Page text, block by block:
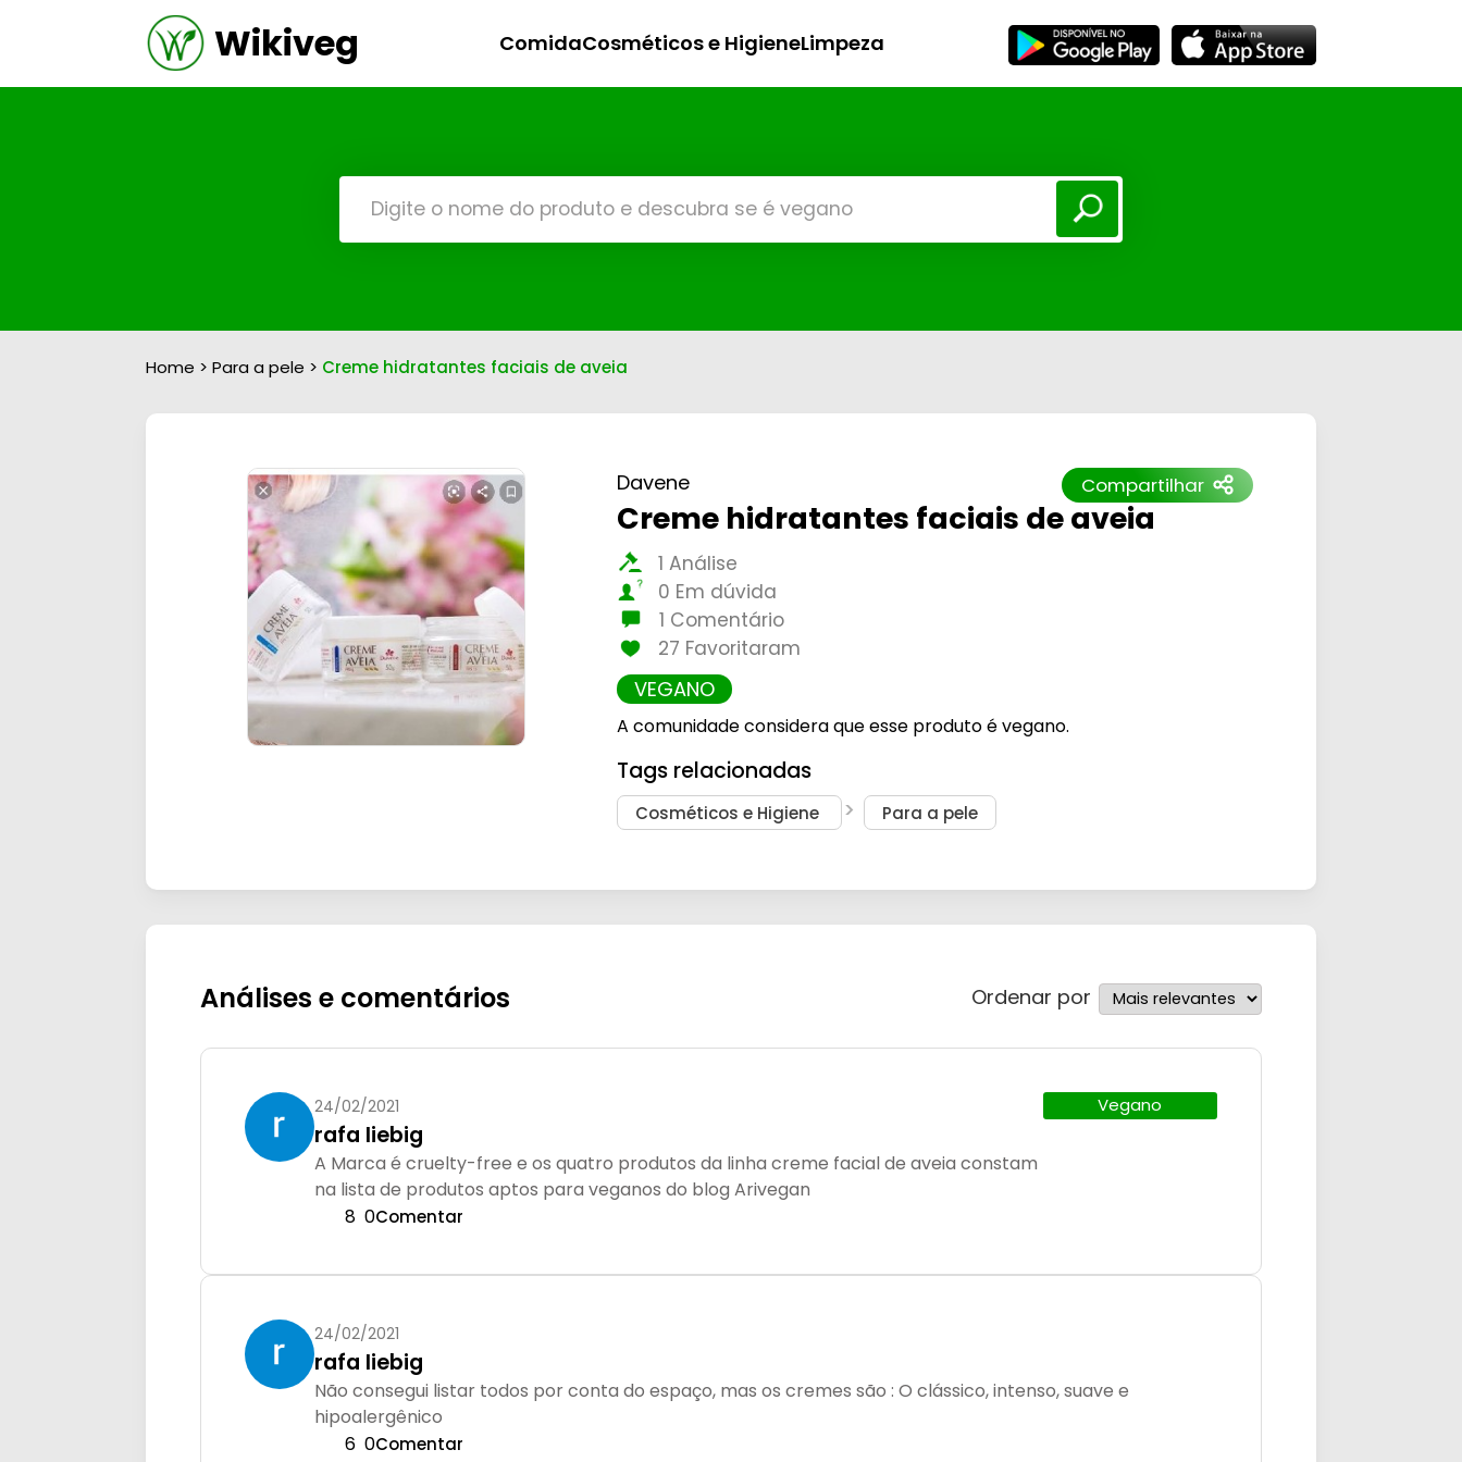
Wikiveg ComidaCosméticos e HigieneLimpeza
Home >Para a pele > Creme hidratantes faciais de aveia
Compartilhar
Davene
Creme hidratantes faciais de aveia
1 Análise
0 Em dúvida
1 Comentário
27 Favoritaram
VEGANO
A comunidade considera que esse produto é vegano.
Tags relacionadas
Cosméticos e Higiene Para a pele
Análises e comentários Ordenar por
24/02/2021
rafa liebig
A Marca é cruelty-free e os quatro produtos da linha creme facial de aveia constam
na lista de produtos aptos para veganos do blog Arivegan
Vegano
8 0Comentar
24/02/2021
rafa liebig
Não consegui listar todos por conta do espaço, mas os cremes são : O clássico, intenso, suave e
hipoalergênico
6 0Comentar